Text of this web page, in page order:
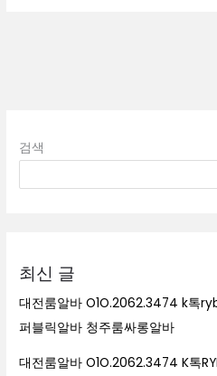
검색
최신 글
대전룸알바 O1O.2062.3474 k톡
퍼블릭알바 청주룸싸롱알바
대전룸알바 O1O.2062.3474 K톡